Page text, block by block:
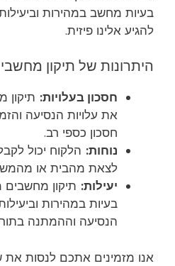
בעיות מחשב במהירות
להגיע אלינו פיזית.
היתרונות של תיקון
חסכון בעלויות:
את עלויות הנסיעה
חסכון כספי רב.
נוחות: הלקוח יכול
לצאת מהבית או
יעילות: תיקון
בעיות במהירות
הנסיעה וההמתנה
אנו מזמינים אתכם לנסות את